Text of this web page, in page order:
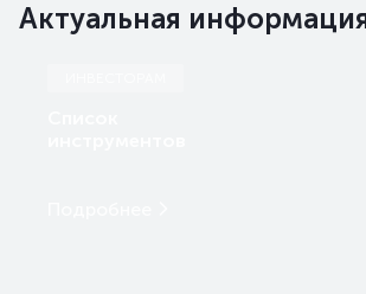
Halyk Finance
Актуальная